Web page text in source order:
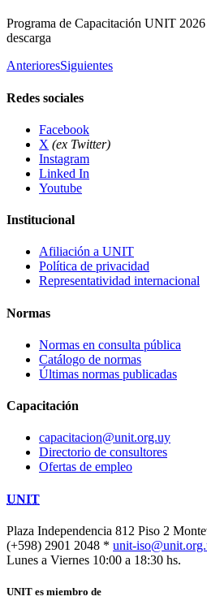
Programa de Capacitación UNIT
descarga
AnterioresSiguientes
Redes sociales
Facebook
X (ex Twitter)
Instagram
Linked In
Youtube
Institucional
Afiliación a UNIT
Política de privacidad
Representatividad internacional
Normas
Normas en consulta pública
Catálogo de normas
Últimas normas publicadas
Capacitación
capacitacion@unit.org.uy
Directorio de consultores
Ofertas de empleo
UNIT
Plaza Independencia 812 Piso 2
(+598) 2901 2048 * unit-
Lunes a Viernes 10:00 a 18:30 hs.
UNIT es miembro de